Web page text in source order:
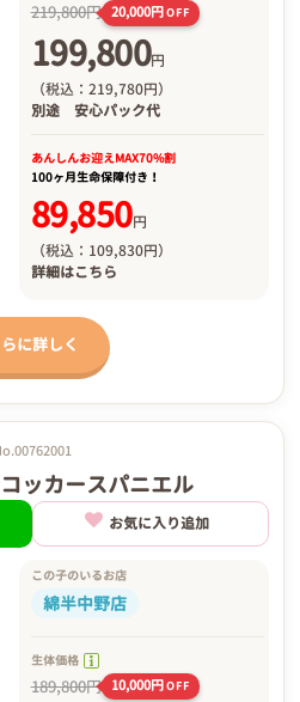
219,800円 20,000円OFF
199,800円
（税込：219,780円）
別途 安心パック代
あんしんお迎えMAX70%割
100ヶ月生命保障付き！
89,850円
（税込：109,830円）
詳細はこちら
に詳しく
ッカースパニエル
お気に入り追加
この子のいるお店
綿半中野店
生体価格
189,800円 10,000円OFF